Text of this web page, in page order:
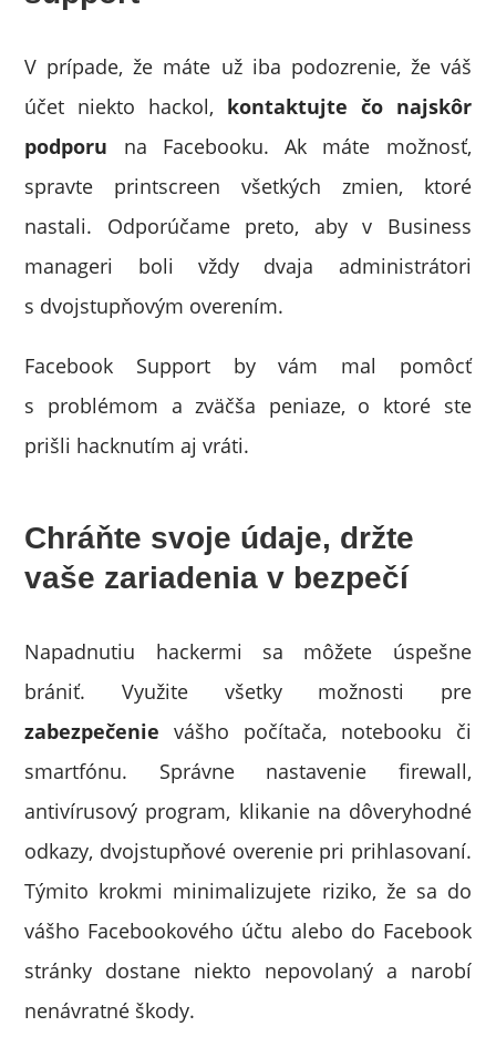
V prípade, že máte už iba podozrenie, že váš
účet niekto hackol, kontaktujte čo najskôr
podporu na Facebooku. Ak máte možnosť,
spravte printscreen všetkých zmien, ktoré
nastali. Odporúčame preto, aby v Business
manageri boli vždy dvaja administrátori
s dvojstupňovým overením.
Facebook Support by vám mal pomôcť
s problémom a zväčša peniaze, o ktoré ste
prišli hacknutím aj vráti.
Chráňte svoje údaje, držte
vaše zariadenia v bezpečí
Napadnutiu hackermi sa môžete úspešne
brániť. Využite všetky možnosti pre
zabezpečenie vášho počítača, notebooku či
smartfónu. Správne nastavenie firewall,
antivírusový program, klikanie na dôveryhodné
odkazy, dvojstupňové overenie pri prihlasovaní.
Týmito krokmi minimalizujete riziko, že sa do
vášho Facebookového účtu alebo do Facebook
stránky dostane niekto nepovolaný a narobí
nenávratné škody.